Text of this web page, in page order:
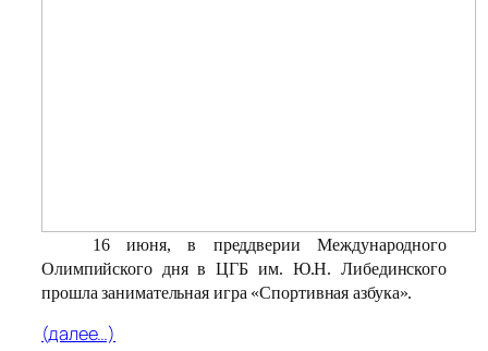
16 июня, в преддверии Международного
Олимпийского дня в ЦГБ им. Ю.Н. Либединского
прошла занимательная игра «Спортивная азбука».
(далее…)